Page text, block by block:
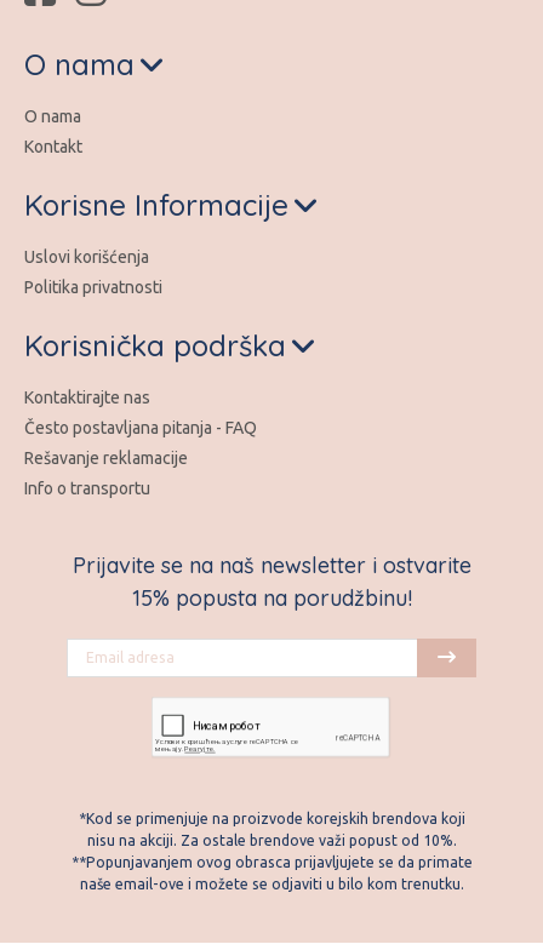
Prijavite se na naš newsletter i ostvarite
15% popusta na porudžbinu!
*Kod se primenjuje na proizvode korejskih brendova koji
nisu na akciji. Za ostale brendove važi popust od 10%.
**Popunjavanjem ovog obrasca prijavljujete se da primate
naše email-ove i možete se odjaviti u bilo kom trenutku.
O nama
O nama
Kontakt
Korisne Informacije
Uslovi korišćenja
Politika privatnosti
Korisnička podrška
Kontaktirajte nas
Često postavljana pitanja - FAQ
Rešavanje reklamacije
Info o transportu